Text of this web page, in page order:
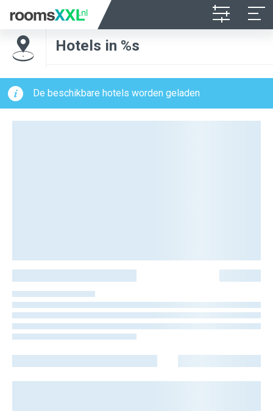
Hotels in %s
De beschikbare hotels worden geladen